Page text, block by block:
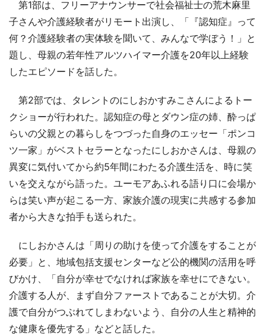
第1部は、フリーアナウンサーで社会福祉士の荒木麻里
子さんや介護経験者がリモート出演し、「『認知症』って
何？介護経験者の実体験を聞いて、みんなで学ぼう！」と
題し、母親の若年性アルツハイマー介護を20年以上経験
したエピソードを話した。
第2部では、タレントのにしおかすみこさんによるトー
クショーが行われた。認知症の母とダウン症の姉、酔っぱ
らいの父親との暮らしをつづった自身のエッセー「ポンコ
ツ一家」がベストセラーとなったにしおかさんは、母親の
異変に気付いてから約5年間にわたる介護生活を、時に笑
いを交えながら語った。ユーモアあふれる語り口に会場か
らは笑い声が起こる一方、家族介護の現実に共感する参加
者から大きな拍手も送られた。
にしおかさんは「周りの助けを使って介護をすることが
必要」と、地域包括支援センターなど公的機関の活用を呼
びかけ、「自分が幸せでなければ家族を幸せにできない。
介護する人が、まず自分ファーストであることが大切。介
護で自分がつぶれてしまわないよう、自分の人生と精神的
な健康を優先する」などと話した。